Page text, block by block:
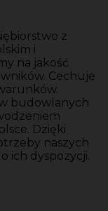
z
i
na jakość
Cechuje
budowlanych
Dzięki
naszych
ich dyspozycji.